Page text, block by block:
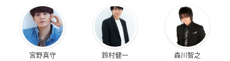
宮野真守 鈴村健一 森川智之